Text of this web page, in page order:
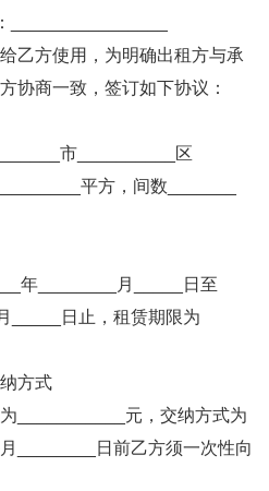
________________
乙方使用，为明确出租方与承
协商一致，签订如下协议：
市__________区
平方，间数_______
年________月_____日至
_____日止，租赁期限为
方式
___________元，交纳方式为
________日前乙方须一次性向